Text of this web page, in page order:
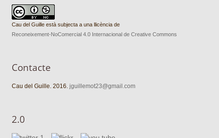
Cau del Guille està subjecta a una llicència de
Reconeixement-NoComercial 4.0 Internacional de Creative Commons
Contacte
Cau del Guille. 2016.jguillemot23@gmail.com
2.0